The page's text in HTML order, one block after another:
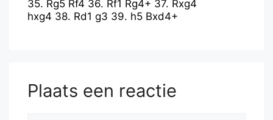
35. Rg5 Rf4 36. Rf1 Rg4+ 37. Rxg4
hxg4 38. Rd1 g3 39. h5 Bxd4+
Plaats een reactie